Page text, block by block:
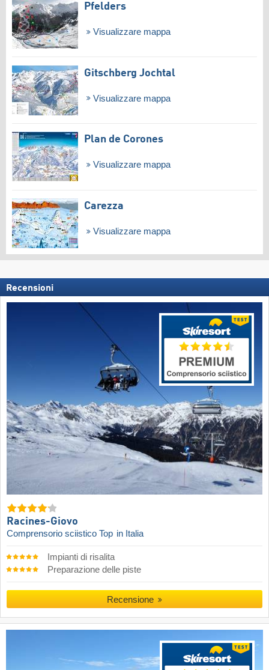
Pfelders
Visualizzare mappa
Gitschberg Jochtal
Visualizzare mappa
Plan de Corones
Visualizzare mappa
Carezza
Visualizzare mappa
Recensioni
Racines-Giovo
Comprensorio sciistico Top in Italia
Impianti di risalita
Preparazione delle piste
Recensione